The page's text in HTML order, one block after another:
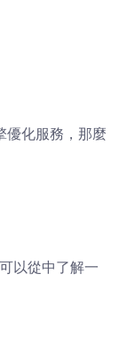
優化服務，那麼
以從中了解一